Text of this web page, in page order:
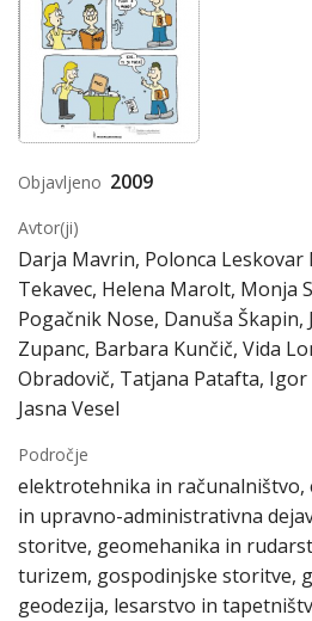
Objavljeno 2009
Avtor(ji)
Darja Mavrin, Polonca Leskovar
Tekavec, Helena Marolt, Monja
Pogačnik Nose, Danuša Škapin,
Zupanc, Barbara Kunčič, Vida
Obradovič, Tatjana Patafta,
Jasna Vesel
Področje
elektrotehnika in računalništvo,
in upravno-administrativna
storitve, geomehanika in
turizem, gospodinjske storitve,
geodezija, lesarstvo in